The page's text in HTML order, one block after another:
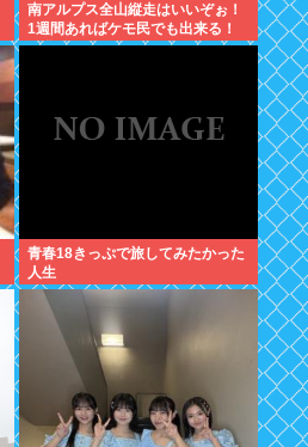
南アルプス全山縦走はいいぞぉ！
1週間あればケモ民でも出来る！
お盆休みにやってみなイカ？
青春18きっぷで旅してみたかった
人生